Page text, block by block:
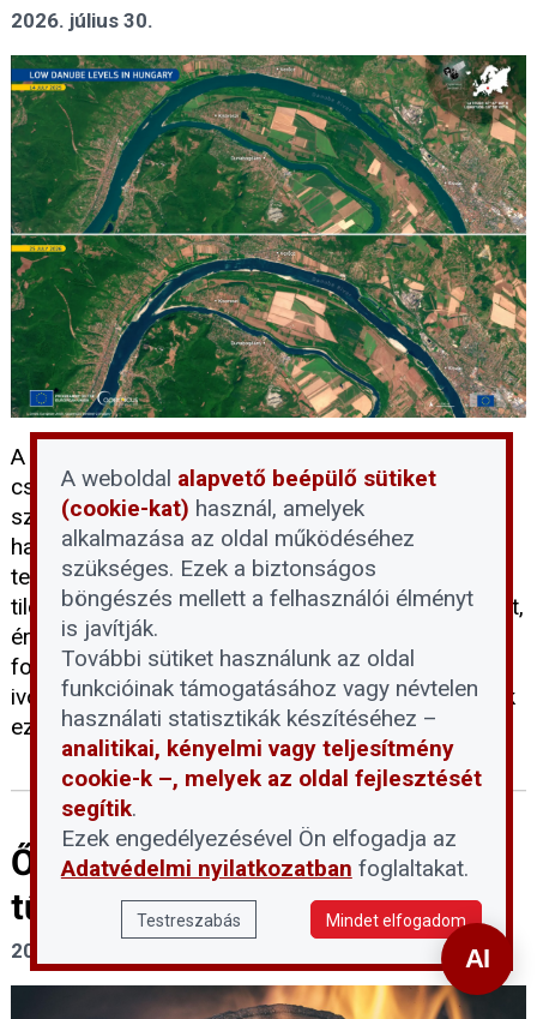
2026. július 30.
A rekordalacsony dunai vízállás idején sokan
csábítónak találják, hogy besétáljanak a folyó
szárazzá vált medrébe, ám a Fővárosi Vízművek
határozottan figyelmeztet: a vízbázisvédelmi
területekre belépni és ott tartózkodni szigorúan
tilos. Ahhoz, hogy megértsük e tilalom jelentőségét,
érdemes tisztázni, mit jelent pontosan a vízbázis
fogalma, és miért jelenthet kockázatot a lakossági
ivóvízellátásra az emberi jelenlét a Duna medrének
ezen részein.
Ősztől 5 százalékra csökken a
tűzifa áfája
2026. július 30.
A weboldal alapvető beépülő sütiket
(cookie-kat) használ, amelyek
alkalmazása az oldal működéséhez
szükséges. Ezek a biztonságos
böngészés mellett a felhasználói élményt
is javítják.
További sütiket használunk az oldal
funkcióinak támogatásához vagy névtelen
használati statisztikák készítéséhez –
analitikai, kényelmi vagy teljesítmény
cookie-k –, melyek az oldal fejlesztését
segítik.
Ezek engedélyezésével Ön elfogadja az
Adatvédelmi nyilatkozatban foglaltakat.
Testreszabás Mindet elfogadom